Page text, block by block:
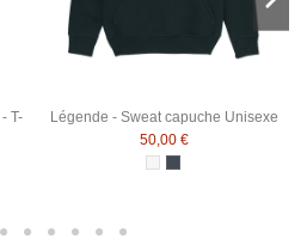
T-
Chiné
Légende - Sweat capuche Unisexe
50,00 €
Blanc chiné
Noir